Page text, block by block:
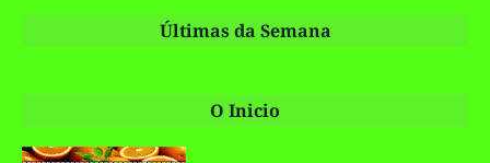
Últimas da Semana
O Inicio